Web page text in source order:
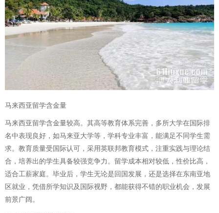
马来西亚留学含金量
马来西亚留学含金量较高。其高等教育体系完善，多所大学在国际排
名中表现良好，如马来亚大学等，学科专业丰富，能满足不同学生需
求。教育质量受国际认可，采用英联邦教育模式，注重实践与理论结
合，培养出的学生具备较强竞争力。留学成本相对较低，性价比高，
适合工薪家庭。毕业后，学生无论是回国发展，还是选择在东南亚地
区就业，凭借所学知识及国际视野，都能获得不错的职业机会，发展
前景广阔。